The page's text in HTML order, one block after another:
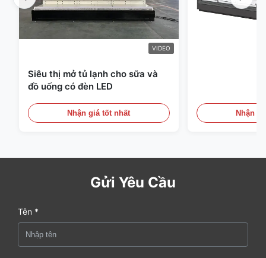
VIDEO
Siêu thị mở tủ lạnh cho sữa và
đồ uống có đèn LED
Nhận giá tốt nhất Nhận
Gửi Yêu Cầu
Tên *